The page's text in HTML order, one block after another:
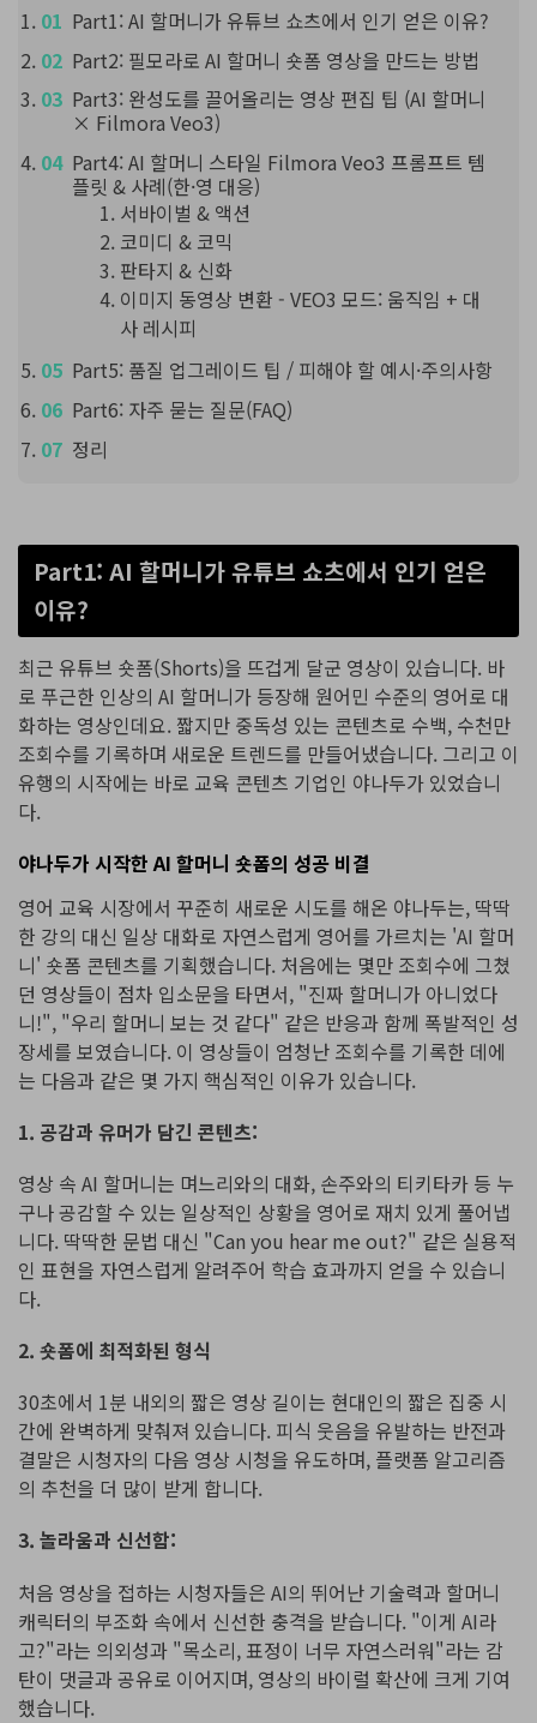
Part1: AI 할머니가 유튜브 쇼츠에서 인기 얻은 이유?
Part2: 필모라로 AI 할머니 숏폼 영상을 만드는 방법
Part3: 완성도를 끌어올리는 영상 편집 팁 (AI 할머니
× Filmora Veo3)
Part4: AI 할머니 스타일 Filmora Veo3 프롬프트 템
플릿 & 사례(한·영 대응)
서바이벌 & 액션
코미디 & 코믹
판타지 & 신화
이미지 동영상 변환 - VEO3 모드: 움직임 + 대
사 레시피
Part5: 품질 업그레이드 팁 / 피해야 할 예시·주의사항
Part6: 자주 묻는 질문(FAQ)
정리
Part1: AI 할머니가 유튜브 쇼츠에서 인기 얻은
이유?
최근 유튜브 숏폼(Shorts)을 뜨겁게 달군 영상이 있습니다. 바
로 푸근한 인상의 AI 할머니가 등장해 원어민 수준의 영어로 대
화하는 영상인데요. 짧지만 중독성 있는 콘텐츠로 수백, 수천만
조회수를 기록하며 새로운 트렌드를 만들어냈습니다. 그리고 이
유행의 시작에는 바로 교육 콘텐츠 기업인 야나두가 있었습니
다.
야나두가 시작한 AI 할머니 숏폼의 성공 비결
영어 교육 시장에서 꾸준히 새로운 시도를 해온 야나두는, 딱딱
한 강의 대신 일상 대화로 자연스럽게 영어를 가르치는 'AI 할머
니' 숏폼 콘텐츠를 기획했습니다. 처음에는 몇만 조회수에 그쳤
던 영상들이 점차 입소문을 타면서, "진짜 할머니가 아니었다
니!", "우리 할머니 보는 것 같다" 같은 반응과 함께 폭발적인 성
장세를 보였습니다. 이 영상들이 엄청난 조회수를 기록한 데에
는 다음과 같은 몇 가지 핵심적인 이유가 있습니다.
1. 공감과 유머가 담긴 콘텐츠:
영상 속 AI 할머니는 며느리와의 대화, 손주와의 티키타카 등 누
구나 공감할 수 있는 일상적인 상황을 영어로 재치 있게 풀어냅
니다. 딱딱한 문법 대신 "Can you hear me out?" 같은 실용적
인 표현을 자연스럽게 알려주어 학습 효과까지 얻을 수 있습니
다.
2. 숏폼에 최적화된 형식
30초에서 1분 내외의 짧은 영상 길이는 현대인의 짧은 집중 시
간에 완벽하게 맞춰져 있습니다. 피식 웃음을 유발하는 반전과
결말은 시청자의 다음 영상 시청을 유도하며, 플랫폼 알고리즘
의 추천을 더 많이 받게 합니다.
3. 놀라움과 신선함:
처음 영상을 접하는 시청자들은 AI의 뛰어난 기술력과 할머니
캐릭터의 부조화 속에서 신선한 충격을 받습니다. "이게 AI라
고?"라는 의외성과 "목소리, 표정이 너무 자연스러워"라는 감
탄이 댓글과 공유로 이어지며, 영상의 바이럴 확산에 크게 기여
했습니다.